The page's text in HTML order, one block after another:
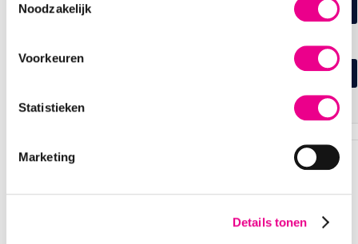
Noodzakelijk
Voorkeuren
Statistieken
Marketing
Details tonen
OVERZICHT VAN JE
BESTELLING